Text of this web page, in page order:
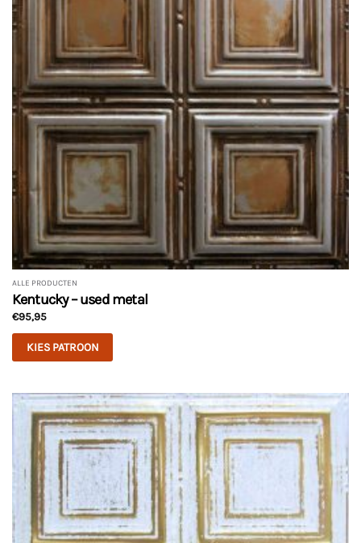
ALLE PRODUCTEN
Kentucky – used metal
€95,95
KIES PATROON